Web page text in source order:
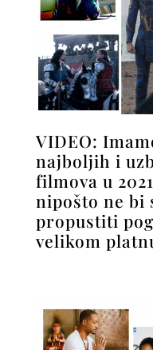
VIDEO:
najboljih i
filmova u
nipošto ne bi
propustiti
velikom